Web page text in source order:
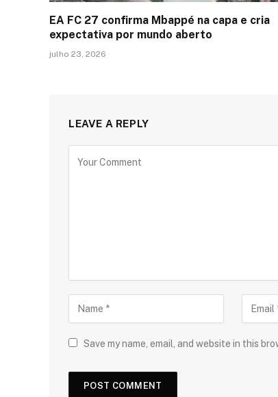
EA FC 27 confirma Mbappé na capa e cria
expectativa por mundo aberto
julho 23, 2026
LEAVE A REPLY
Save my name, email, and website in this